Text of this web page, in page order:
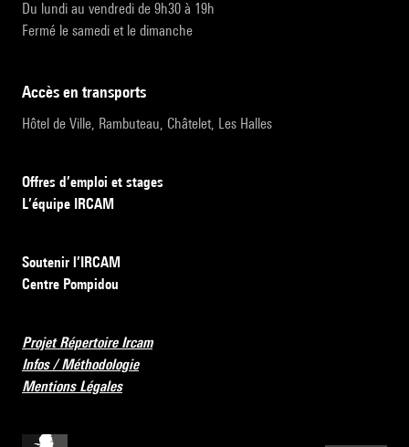
Du lundi au vendredi de 9h30 à 19h
Fermé le samedi et le dimanche
accès en transports
Hôtel de Ville, Rambuteau, Châtelet, Les Halles
Offres d’emploi et stages
L’équipe IRCAM
Soutenir l’IRCAM
Centre Pompidou
Projet Répertoire Ircam
Infos / Méthodologie
Mentions Légales